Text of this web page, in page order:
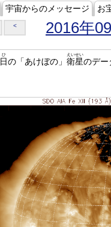
宇宙からのメッセージ お
< 2016年
日
ひ
の「あけぼの」 衛星
えいせい
のデー